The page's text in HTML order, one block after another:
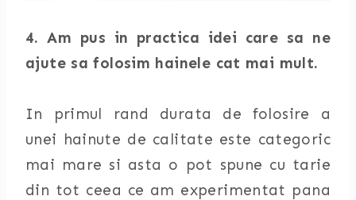
4. Am pus in practica idei care sa ne
ajute sa folosim hainele cat mai mult.
In primul rand durata de folosire a
unei hainute de calitate este categoric
mai mare si asta o pot spune cu tarie
din tot ceea ce am experimentat pana